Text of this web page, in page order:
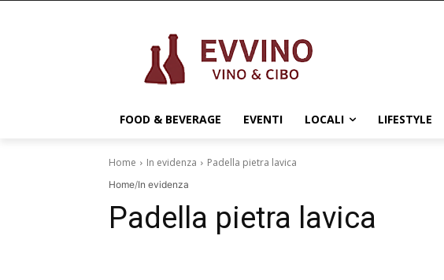
FOOD & BEVERAGE EVENTI LOCALI LIFESTYLE
Home In evidenza Padella pietra lavica
Home/In evidenza
Padella pietra lavica